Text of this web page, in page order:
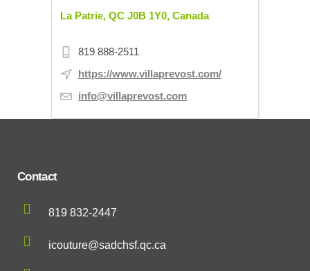
La Patrie, QC J0B 1Y0, Canada
819 888-2511
https://www.villaprevost.com/
info@villaprevost.com
Contact
819 832-2447
icouture@sadchsf.qc.ca